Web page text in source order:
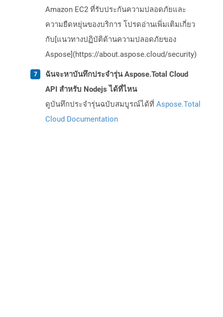
Amazon EC2 ที่รับประกันความปลอดภัยและ
ความยืดหยุ่นของบริการ โปรดอ่านเพิ่มเติมเกี่ยว
กับ[แนวทางปฏิบัติด้านความปลอดภัยของ
Aspose](https://about.aspose.cloud/security)
ฉันจะหาบันทึกประจำรุ่น Aspose.Total Cloud
API สำหรับ Nodejs ได้ที่ไหน
ดูบันทึกประจำรุ่นฉบับสมบูรณ์ได้ที่ Aspose.Total
Cloud Documentation